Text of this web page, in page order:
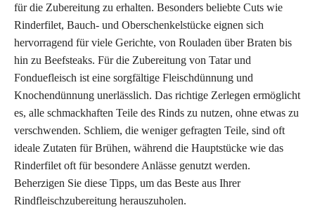
für die Zubereitung zu erhalten. Besonders beliebte Cuts wie
Rinderfilet, Bauch- und Oberschenkelstücke eignen sich
hervorragend für viele Gerichte, von Rouladen über Braten bis
hin zu Beefsteaks. Für die Zubereitung von Tatar und
Fonduefleisch ist eine sorgfältige Fleischdünnung und
Knochendünnung unerlässlich. Das richtige Zerlegen ermöglicht
es, alle schmackhaften Teile des Rinds zu nutzen, ohne etwas zu
verschwenden. Schliem, die weniger gefragten Teile, sind oft
ideale Zutaten für Brühen, während die Hauptstücke wie das
Rinderfilet oft für besondere Anlässe genutzt werden.
Beherzigen Sie diese Tipps, um das Beste aus Ihrer
Rindfleischzubereitung herauszuholen.